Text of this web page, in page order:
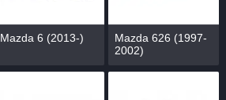
Mazda 6 (2013-)
Mazda 626 (1997-
2002)